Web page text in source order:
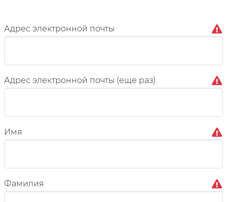
Адрес электронной почты
Адрес электронной почты (еще раз)
Имя
Фамилия